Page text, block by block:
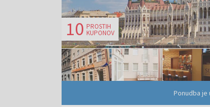
10 PROSTIH
KUPONOV
Ponudba je